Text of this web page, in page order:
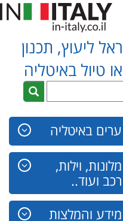
ליעוץ, תכנון
טיול באיטליה
ערים באיטליה
מלונות, וילות,
רכב ועוד..
מידע והמלצות